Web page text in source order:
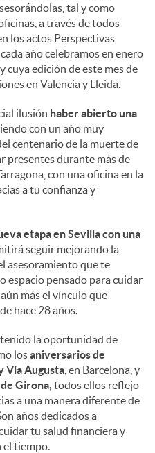
tal y como
a través de todos
los actos Perspectivas
año celebramos en enero
cuya edición de este mes de
en Valencia y Lleida.
ilusión haber abierto una
con un año muy
centenario de la muerte de
presentes durante más de
con una oficina en la
a tu confianza y
etapa en Sevilla con una
seguir mejorando la
asesoramiento que te
espacio pensado para cuidar
más el vínculo que
hace 28 años.
la oportunidad de
losaniversarios de
Via Augusta , en Barcelona, y
Girona, todos ellos reflejo
a una manera diferente de
años dedicados a
tu salud financiera y
tiempo.